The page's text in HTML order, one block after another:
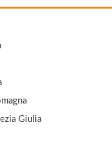
Pace , Valmontone
Giulia